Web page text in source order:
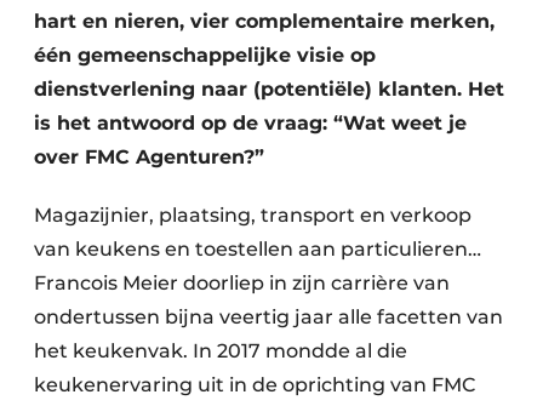
hart en nieren, vier complementaire merken,
één gemeenschappelijke visie op
dienstverlening naar (potentiële) klanten. Het
is het antwoord op de vraag: “Wat weet je
over FMC Agenturen?”
Magazijnier, plaatsing, transport en verkoop
van keukens en toestellen aan particulieren…
Francois Meier doorliep in zijn carrière van
ondertussen bijna veertig jaar alle facetten van
het keukenvak. In 2017 mondde al die
keukenervaring uit in de oprichting van FMC